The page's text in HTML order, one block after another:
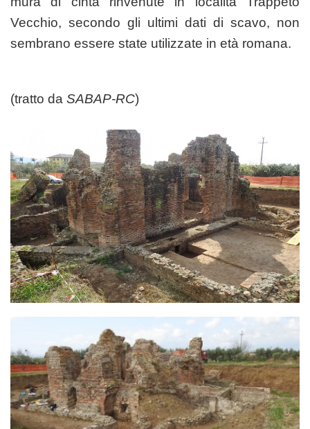
Vecchio, secondo gli ultimi dati di scavo, non
sembrano essere state utilizzate in età romana.
(tratto da SABAP-RC)